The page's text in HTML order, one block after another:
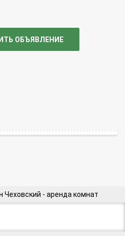
ОБЪЯВЛЕНИЕ
Чеховский - аренда комнат